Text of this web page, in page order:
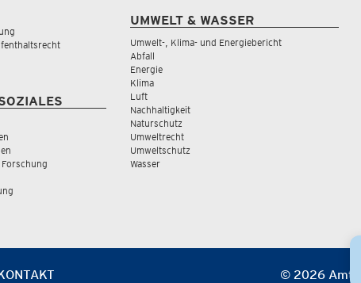
UMWELT & WASSER
Umwelt-, Klima- und Energiebericht
Abfall
Energie
Klima
Luft
Nachhaltigkeit
Naturschutz
Umweltrecht
Umweltschutz
Wasser
© 2026 Amt